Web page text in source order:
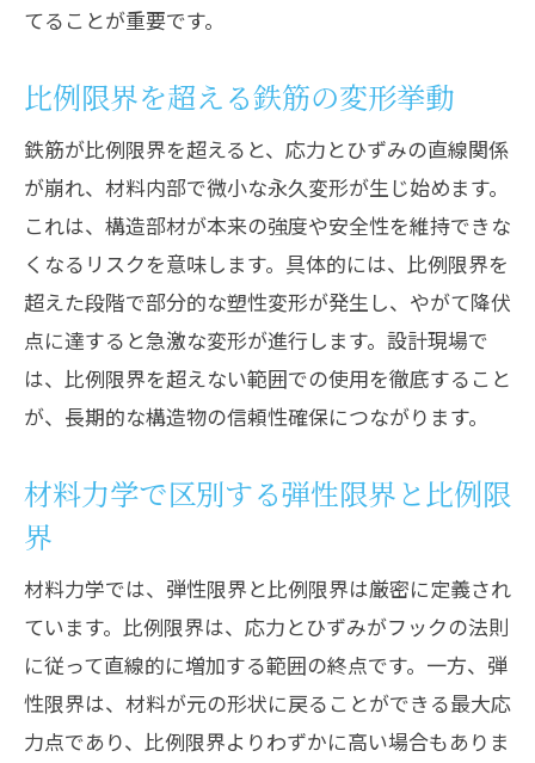
てることが重要です。
比例限界を超える鉄筋の変形挙動
鉄筋が比例限界を超えると、応力とひずみの直線関係
が崩れ、材料内部で微小な永久変形が生じ始めます。
これは、構造部材が本来の強度や安全性を維持できな
くなるリスクを意味します。具体的には、比例限界を
超えた段階で部分的な塑性変形が発生し、やがて降伏
点に達すると急激な変形が進行します。設計現場で
は、比例限界を超えない範囲での使用を徹底すること
が、長期的な構造物の信頼性確保につながります。
材料力学で区別する弾性限界と比例限
界
材料力学では、弾性限界と比例限界は厳密に定義され
ています。比例限界は、応力とひずみがフックの法則
に従って直線的に増加する範囲の終点です。一方、弾
性限界は、材料が元の形状に戻ることができる最大応
力点であり、比例限界よりわずかに高い場合もありま